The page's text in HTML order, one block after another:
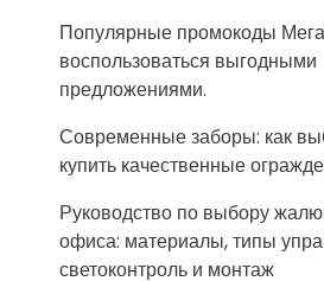
Популярные промокоды
воспользоваться выгодными
предложениями.
Современные заборы: как
купить качественные
Руководство по выбору
офиса: материалы, типы
светоконтроль и монтаж